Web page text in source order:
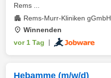
Rems ...
Rems-Murr-Kliniken gGmbH
Winnenden
vor 1 Tag
Hebamme (m/w/d)